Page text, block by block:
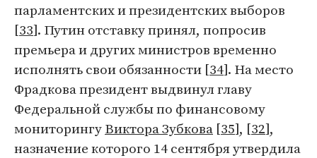
парламентских и президентских выборов
[33]. Путин отставку принял, попросив
премьера и других министров временно
исполнять свои обязанности [34]. На место
Фрадкова президент выдвинул главу
Федеральной службы по финансовому
мониторингуВиктора Зубкова [35], [32],
назначение которого 14 сентября утвердила